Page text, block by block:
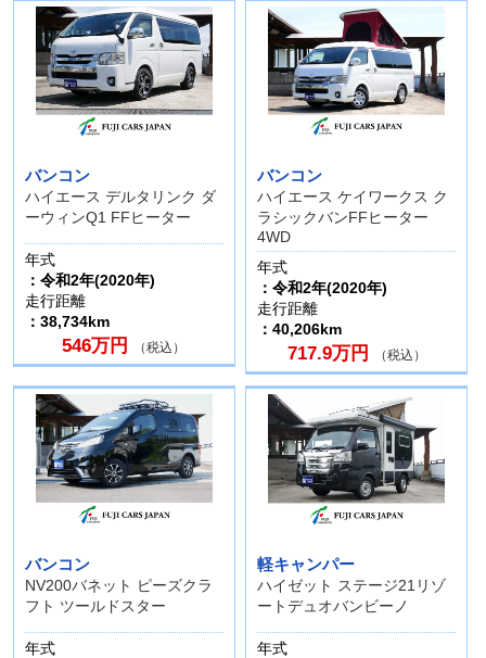
バンコン
ハイエース デルタリンク ダ
ーウィンQ1 FFヒーター
年式
：令和2年(2020年)
走行距離
：38,734km
546万円 （税込）
バンコン
ハイエース ケイワークス ク
ラシックバンFFヒーター
4WD
年式
：令和2年(2020年)
走行距離
：40,206km
717.9万円 （税込）
バンコン
NV200バネット ピーズクラ
フト ツールドスター
年式
軽キャンパー
ハイゼット ステージ21リゾ
ートデュオバンビーノ
年式